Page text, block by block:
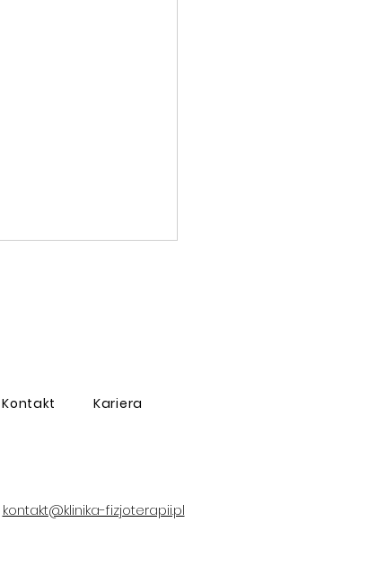
Kontakt Kariera
kontakt@klinika-fizjoterapii.pl